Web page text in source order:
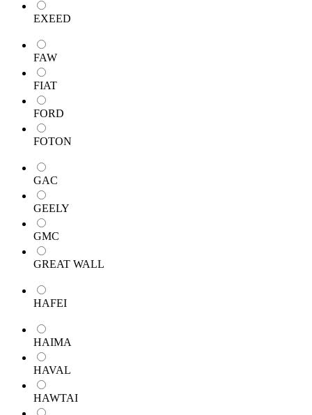
EXEED
FAW
FIAT
FORD
FOTON
GAC
GEELY
GMC
GREAT WALL
HAFEI
HAIMA
HAVAL
HAWTAI